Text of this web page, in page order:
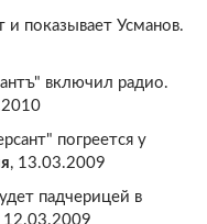
и показывает Усманов.
включил радио.
погреется у
, 13.03.2009
падчерицей в
12.03.2009